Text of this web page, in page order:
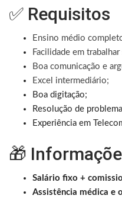
✅ Requisitos
Ensino médio
Facilidade em
Boa comunicação e
Excel intermediário;
Boa digitação;
Resolução de
Experiência em
🎁
Salário fixo +
Assistência médica e